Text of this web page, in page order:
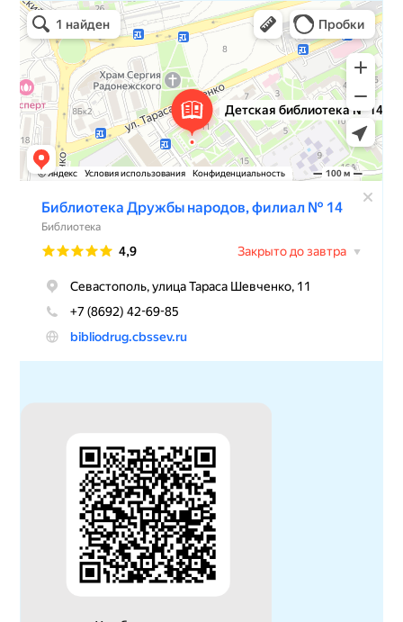
Детская библиотека № 14 Дружбы народов
Библиотека в Севастополе